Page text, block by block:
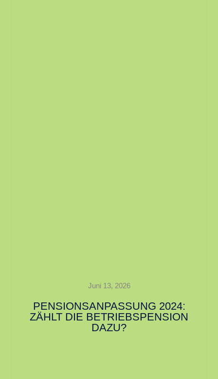
Juni 13, 2026
PENSIONSANPASSUNG 2024:
ZÄHLT DIE BETRIEBSPENSION
DAZU?